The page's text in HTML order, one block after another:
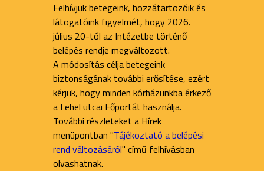
Felhívjuk betegeink, hozzátartozóik és
látogatóink figyelmét, hogy 2026.
július 20-tól az Intézetbe történő
belépés rendje megváltozott.
A módosítás célja betegeink
biztonságának további erősítése, ezért
kérjük, hogy minden kórházunkba érkező
a Lehel utcai Főportát használja.
További részleteket a Hírek
menüpontban "Tájékoztató a belépési
rend változásáról" című felhívásban
olvashatnak.